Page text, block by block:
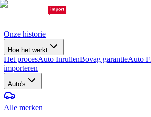
Onze historie
Hoe het werkt
Het procesAuto InruilenBovag garantieAuto
importeren
Auto's
Alle merken